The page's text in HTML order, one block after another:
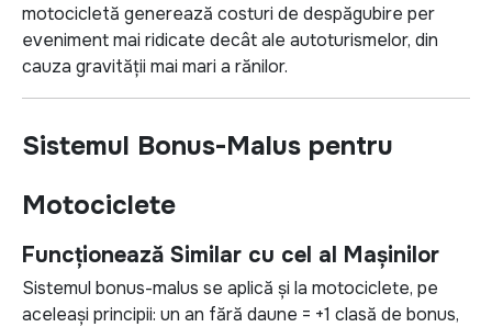
motocicletă generează costuri de despăgubire per
eveniment mai ridicate decât ale autoturismelor, din
cauza gravității mai mari a rănilor.
Sistemul Bonus-Malus pentru
Motociclete
Funcționează Similar cu cel al Mașinilor
Sistemul bonus-malus se aplică și la motociclete, pe
aceleași principii: un an fără daune = +1 clasă de bonus,